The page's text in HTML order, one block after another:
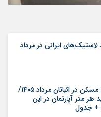
ایرانی در مرداد
لیست قیمت خرید مسکن در اکباتان مرداد ۱۴۰۵/
متر آپارتمان در این
+ جدول